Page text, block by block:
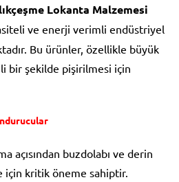
Lokanta Malzemesi
ve enerji verimli endüstriyel
Bu ürünler, özellikle büyük
bir şekilde pişirilmesi için
açısından buzdolabı ve derin
için kritik öneme sahiptir.